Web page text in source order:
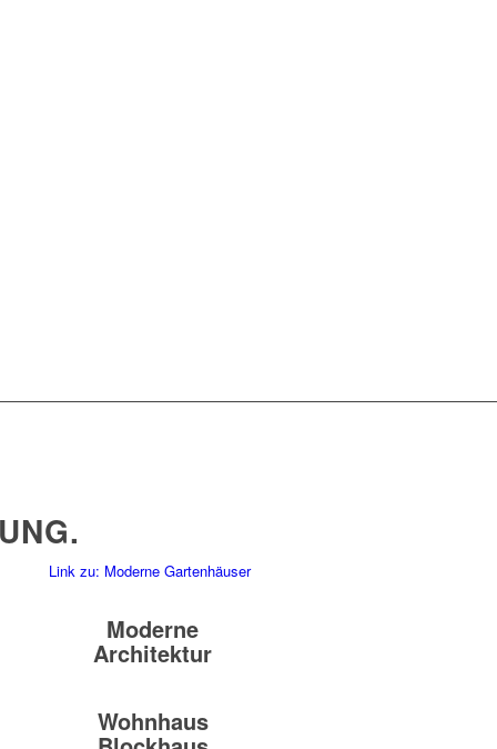
Link zu: Moderne Gartenhäuser
Moderne
Architektur
Wohnhaus